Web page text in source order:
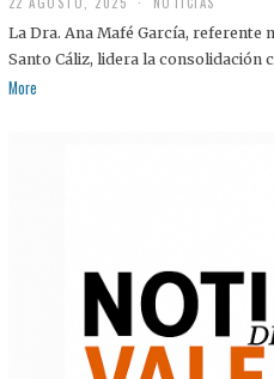
2
A
G
La Dra. Ana Mafé García,
Santo Cáliz, lidera la consolidación
More